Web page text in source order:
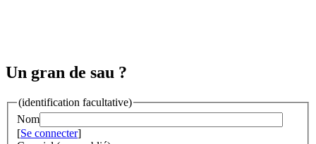
Un gran de sau ?
(identification facultative)
Nom
[Se connecter]